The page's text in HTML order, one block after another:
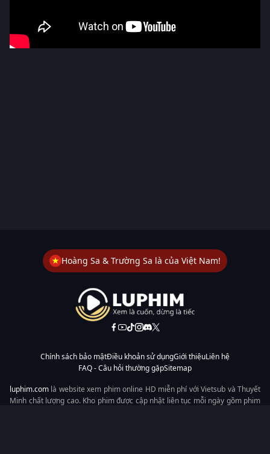
Hoàng Sa & Trường Sa là của Việt Nam!
Chính sách bảo mậtĐiều khoản sử dụngGiới thiệuLiên hệ
FAQ - Câu hỏi thường gặpSitemap
luphim.com là website xem phim online HD miễn phí với Vietsub và Thuyết
Minh chất lượng cao. Kho phim được cập nhật liên tục mỗi ngày gồm phim